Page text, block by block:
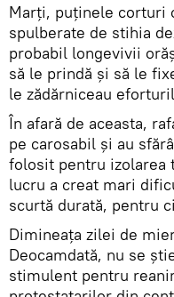
Marți, puținele corturi
spulberate de stihia
probabil longevivii
să le prindă și să le
le zădărniceau
În afară de aceasta,
pe carosabil și au
folosit pentru izolarea
lucru a creat mari
scurtă durată, pentru
Dimineaţa zilei de
Deocamdată, nu se
stimulent pentru